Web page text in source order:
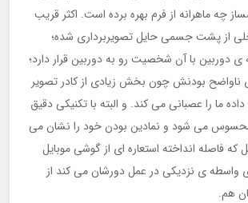
چه ماهرانه از فرم بهره برده است. اکثر قریب
از پشت جسمی حایل تصویربرداری شده؛
دوربین با آن شخصیت رو به دوربین قرار دارد؛
بودنش چون بخش زیادی از کادر تصویر
ما را عصبانی می کند. و البته با تکنیکی دقیق
می شود و نمادین بودن خود را نشان می
فاصله انداخته استعاره ای از گوشی موبایل
ی نزدیکی در عمل دورشان می کند از
هم.